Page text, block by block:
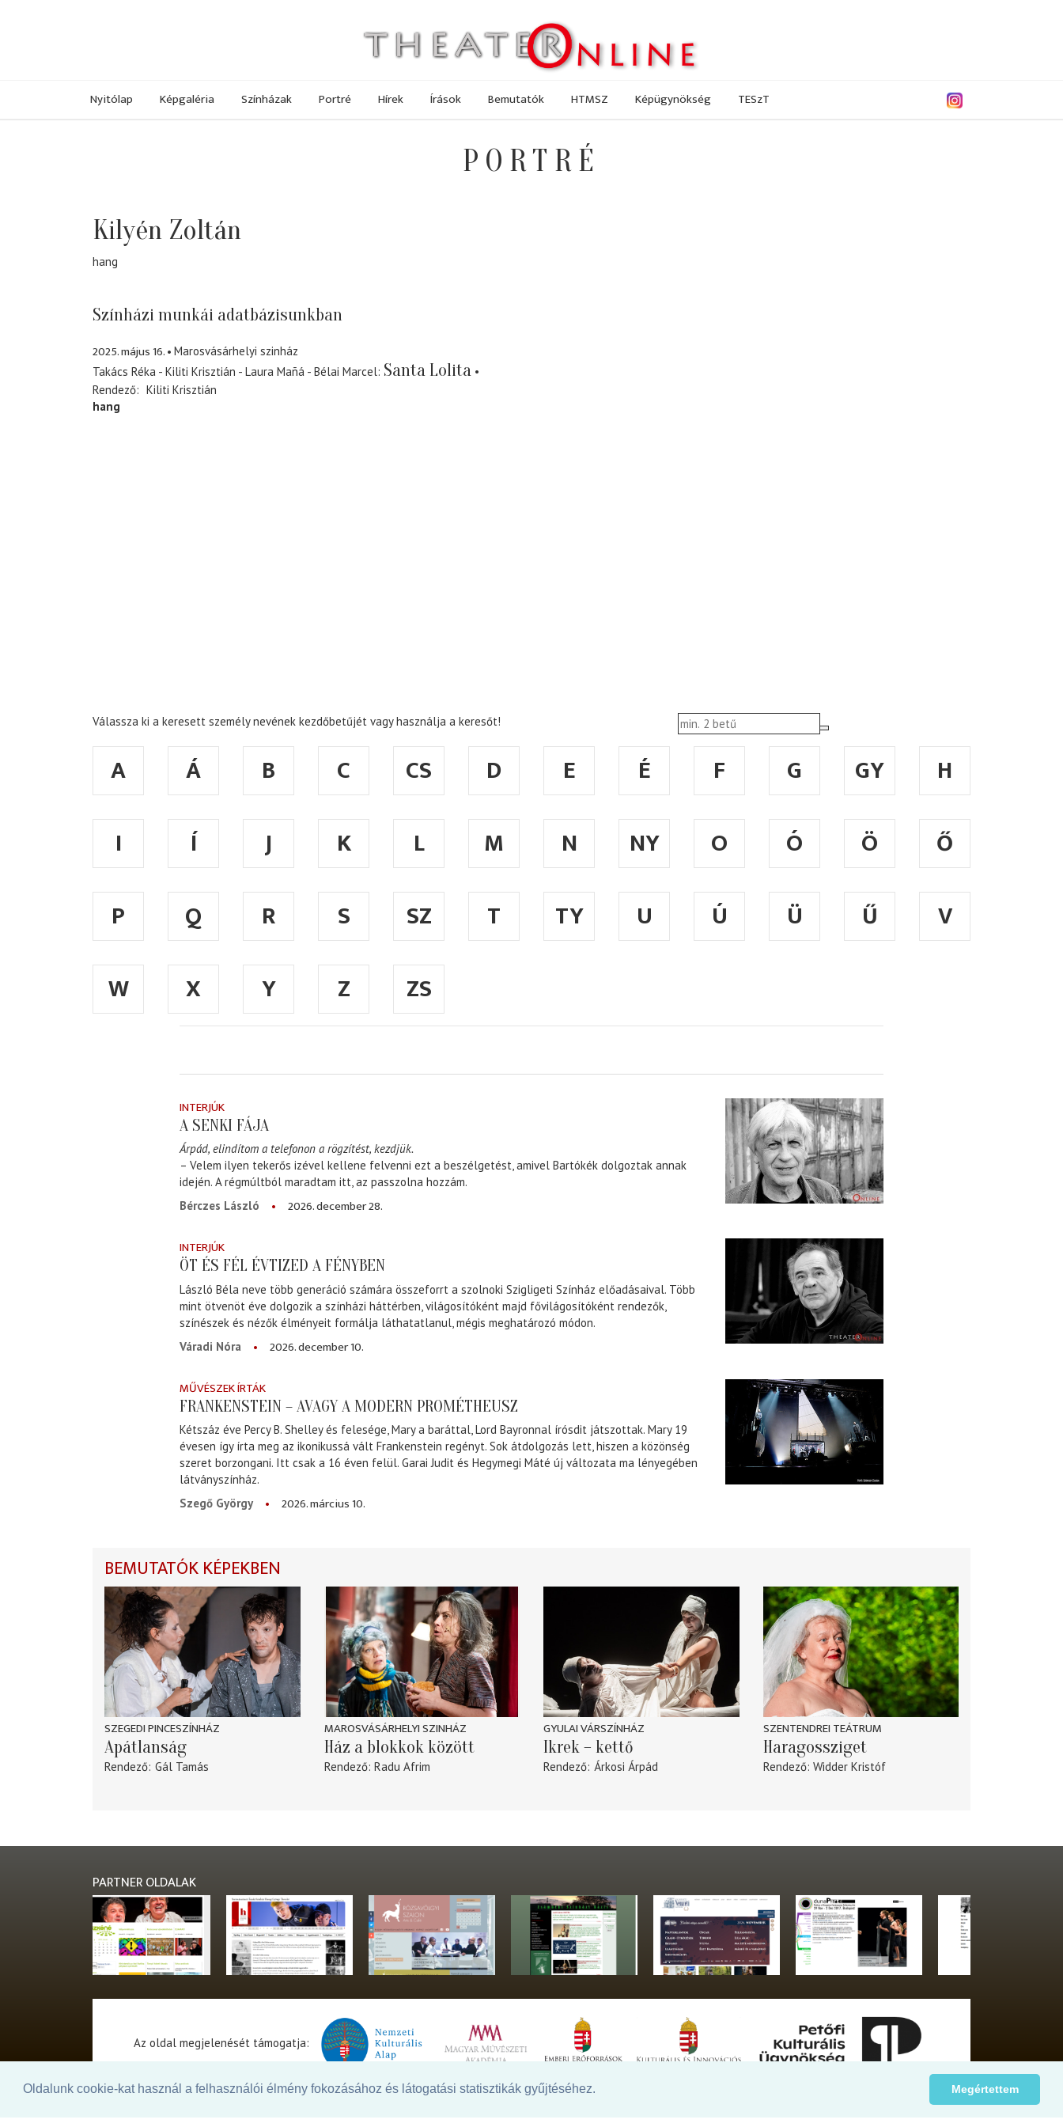
Oldalunk cookie-kat használ a felhasználói élmény fokozásához és látogatási statisztikák gyűjtéséhez. Megértettem
Nyitólap Képgaléria Színházak Portré Hírek Írások Bemutatók HTMSZ Képügynökség TESzT
PORTRÉ
Kilyén Zoltán
hang
Színházi munkái adatbázisunkban
2025. május 16.
Marosvásárhelyi szinház
Takács Réka - Kiliti Krisztián - Laura Mañá - Bélai Marcel Santa Lolita
Rendező
Kiliti Krisztián
hang
Válassza ki a keresett személy nevének kezdőbetűjét vagy használja a keresőt!
A Á B C CS D E É F G GY
H
I
Í J K L M N NY O Ó Ö
Ő
P
Q R S SZ T TY U Ú Ü Ű
V
W
X Y Z ZS
INTERJÚK
A SENKI FÁJA
Árpád, elindítom a telefonon a rögzítést, kezdjük.
– Velem ilyen tekerős izével kellene felvenni ezt a beszélgetést, amivel Bartókék dolgoztak annak
idején. A régmúltból maradtam itt, az passzolna hozzám.
Bérczes László
2026. december 28.
INTERJÚK
ÖT ÉS FÉL ÉVTIZED A FÉNYBEN
László Béla neve több generáció számára összeforrt a szolnoki Szigligeti Színház előadásaival. Több
mint ötvenöt éve dolgozik a színházi háttérben, világosítóként majd fővilágosítóként rendezők,
színészek és nézők élményeit formálja láthatatlanul, mégis meghatározó módon.
Váradi Nóra
2026. december 10.
MŰVÉSZEK ÍRTÁK
FRANKENSTEIN – AVAGY A MODERN PROMÉTHEUSZ
Kétszáz éve Percy B. Shelley és felesége, Mary a baráttal, Lord Bayronnal írósdit játszottak. Mary 19
évesen így írta meg az ikonikussá vált Frankenstein regényt. Sok átdolgozás lett, hiszen a közönség
szeret borzongani. Itt csak a 16 éven felül. Garai Judit és Hegymegi Máté új változata ma lényegében
látványszínház.
Szegő György
2026. március 10.
BEMUTATÓK KÉPEKBEN
SZEGEDI PINCESZÍNHÁZ
Apátlanság
Rendező Gál Tamás
MAROSVÁSÁRHELYI SZINHÁZ
Ház a blokkok között
Rendező Radu Afrim
GYULAI VÁRSZÍNHÁZ
Ikrek – kettő
Rendező Árkosi Árpád
SZENTENDREI TEÁTRUM
Haragossziget
Rendező Widder Kristóf
PARTNER OLDALAK
Az oldal megjelenését támogatja: